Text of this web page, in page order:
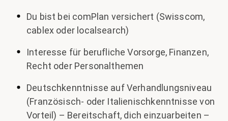
Du bist bei comPlan versichert (Swisscom,
cablex oder localsearch)
Interesse für berufliche Vorsorge, Finanzen,
Recht oder Personalthemen
Deutschkenntnisse auf Verhandlungsniveau
(Französisch- oder Italienischkenntnisse von
Vorteil) – Bereitschaft, dich einzuarbeiten –